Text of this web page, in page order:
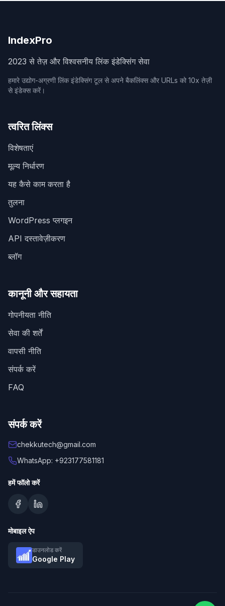
IndexPro
2023 से तेज़ और विश्वसनीय लिंक इंडेक्सिंग सेवा
हमारे उद्योग-अग्रणी लिंक इंडेक्सिंग टूल से अपने बैकलिंक्स और URLs को 10x तेज़ी
से इंडेक्स करें।
त्वरित लिंक्स
विशेषताएं
मूल्य निर्धारण
यह कैसे काम करता है
तुलना
WordPress प्लगइन
API दस्तावेज़ीकरण
ब्लॉग
कानूनी और सहायता
गोपनीयता नीति
सेवा की शर्तें
वापसी नीति
संपर्क करें
FAQ
संपर्क करें
chekkutech@gmail.com
WhatsApp: +923177581181
हमें फॉलो करें
मोबाइल ऐप
डाउनलोड करें
Google Play